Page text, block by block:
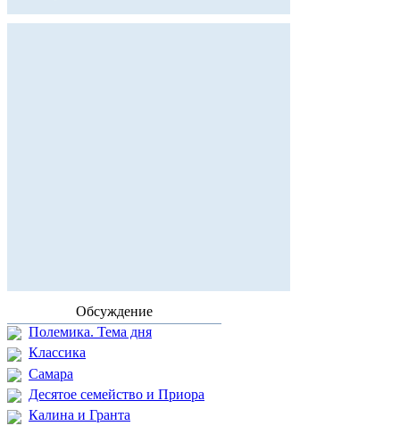
Обсуждение
Полемика. Тема дня
Классика
Самара
Десятое семейство и Приора
Калина и Гранта